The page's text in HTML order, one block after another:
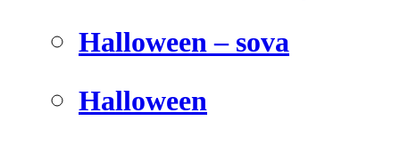
Halloween – sova
Halloween